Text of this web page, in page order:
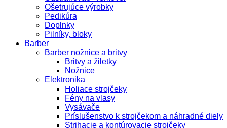
Ošetrujúce výrobky
Pedikúra
Doplnky
Pilníky, bloky
Barber
Barber nožnice a britvy
Britvy a žiletky
Nožnice
Elektronika
Holiace strojčeky
Fény na vlasy
Vysávače
Príslušenstvo k strojčekom a náhradné diely
Strihacie a kontúrovacie strojčeky